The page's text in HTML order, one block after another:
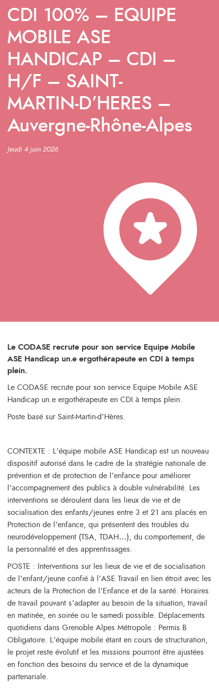
CDI 100% – EQUIPE
MOBILE ASE
HANDICAP – CDI –
H/F – SAINT-
MARTIN-D’HERES –
Auvergne-Rhône-Alpes
Jeudi 4 juin 2026
Le CODASE recrute pour son service Equipe Mobile
ASE Handicap un.e ergothérapeute en CDI à temps
plein.
Le CODASE recrute pour son service Equipe Mobile ASE
Handicap un.e ergothérapeute en CDI à temps plein.
Poste basé sur Saint-Martin-d’Hères.
CONTEXTE : L’équipe mobile ASE Handicap est un nouveau
dispositif autorisé dans le cadre de la stratégie nationale de
prévention et de protection de l’enfance pour améliorer
l’accompagnement des publics à double vulnérabilité. Les
interventions se déroulent dans les lieux de vie et de
socialisation des enfants/jeunes entre 3 et 21 ans placés en
Protection de l’enfance, qui présentent des troubles du
neurodéveloppement (TSA, TDAH…), du comportement, de
la personnalité et des apprentissages.
POSTE : Interventions sur les lieux de vie et de socialisation
de l’enfant/jeune confié à l’ASE Travail en lien étroit avec les
acteurs de la Protection de l’Enfance et de la santé. Horaires
de travail pouvant s’adapter au besoin de la situation, travail
en matinée, en soirée ou le samedi possible. Déplacements
quotidiens dans Grenoble Alpes Métropole : Permis B
Obligatoire. L’équipe mobile étant en cours de structuration,
le projet reste évolutif et les missions pourront être ajustées
en fonction des besoins du service et de la dynamique
partenariale.